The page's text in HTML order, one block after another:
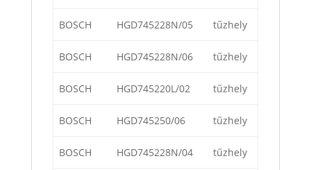
BOSCH HGD745228N/05 tűzhely
BOSCH HGD745228N/06 tűzhely
BOSCH HGD745220L/02 tűzhely
BOSCH HGD745250/06 tűzhely
BOSCH HGD745228N/04 tűzhely